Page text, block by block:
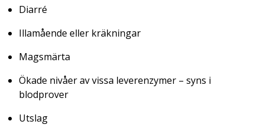
Diarré
Illamående eller kräkningar
Magsmärta
Ökade nivåer av vissa leverenzymer – syns i
blodprover
Utslag